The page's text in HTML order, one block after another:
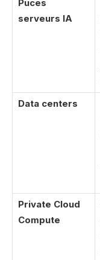
Puces
serveurs IA
Data centers
Private Cloud
Compute